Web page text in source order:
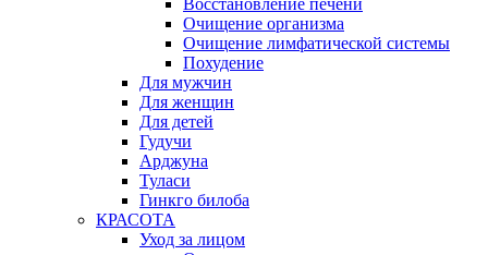
Восстановление печени
Очищение организма
Очищение лимфатической системы
Похудение
Для мужчин
Для женщин
Для детей
Гудучи
Арджуна
Туласи
Гинкго билоба
КРАСОТА
Уход за лицом